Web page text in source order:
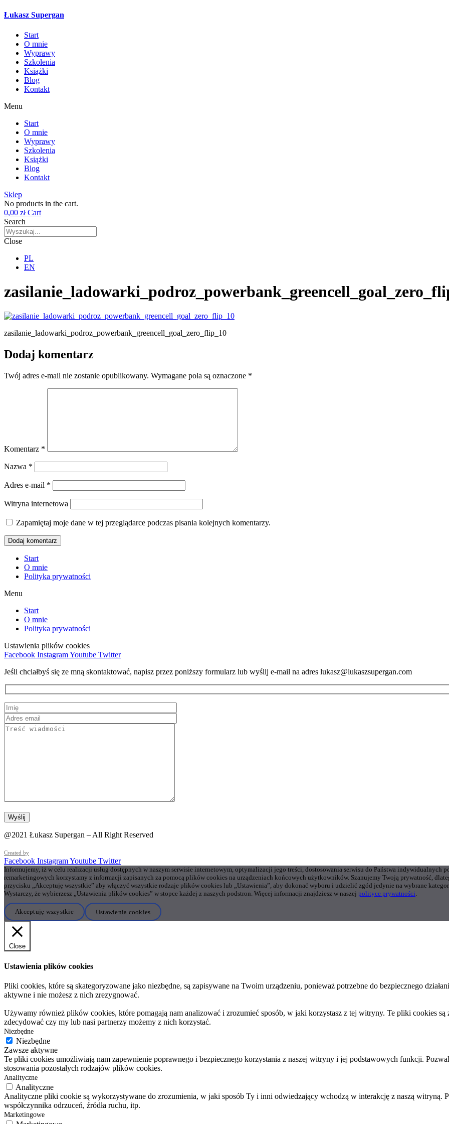
Łukasz Supergan
Start
O mnie
Wyprawy
Szkolenia
Książki
Blog
Kontakt
Menu
Start
O mnie
Wyprawy
Szkolenia
Książki
Blog
Kontakt
Sklep
No products in the cart.
0,00 zł Cart
Search
Close
PL
EN
zasilanie_ladowarki_podroz_powerbank_greencell_goal_zero_flip_10
Dodaj komentarz
Twój adres e-mail nie zostanie opublikowany. Wymagane pola są oznaczone *
Komentarz *
Nazwa *
Adres e-mail *
Witryna internetowa
Zapamiętaj moje dane w tej przeglądarce podczas pisania kolejnych komentarzy.
Start
O mnie
Polityka prywatności
Menu
Start
O mnie
Polityka prywatności
Ustawienia plików cookies
Facebook InstagramYoutube Twitter
Jeśli chciałbyś się ze mną skontaktować, napisz przez poniższy formularz lub wyślij e-mail na adres lukasz@lukaszsupergan.com
@2021 Łukasz Supergan – All Right Reserved
Created by
Facebook InstagramYoutube Twitter
Informujemy, iż w celu realizacji usług dostępnych w naszym serwisie internetowym, optymalizacji jego treści, dostosowania serwisu do Państwa indywidualnych
remarketingowych korzystamy z informacji zapisanych za pomocą plików cookies na urządzeniach końcowych użytkowników. Szanujemy Twoją prywatność,
przycisku „Akceptuję wszystkie” aby włączyć wszystkie rodzaje plików cookies lub „Ustawienia”, aby dokonać wyboru i udzielić zgód jedynie na wybrane
Wystarczy, że wybierzesz „Ustawienia plików cookies” w stopce każdej z naszych podstron. Więcej informacji znajdziesz w naszej polityce prywatności
Akceptuję wszystkie Ustawienia cookies
Close
Ustawienia plików cookies
Pliki cookies, które są skategoryzowane jako niezbędne, są zapisywane na Twoim urządzeniu, ponieważ potrzebne do bezpiecznego
aktywne i nie możesz z nich zrezygnować.
Używamy również plików cookies, które pomagają nam analizować i zrozumieć sposób, w jaki korzystasz z tej witryny. Te pliki cookies
zdecydować czy my lub nasi partnerzy możemy z nich korzystać.
Niezbędne
Niezbędne
Zawsze aktywne
Te pliki cookies umożliwiają nam zapewnienie poprawnego i bezpiecznego korzystania z naszej witryny i jej podstawowych funkcji.
stosowania pozostałych rodzajów plików cookies.
Analityczne
Analityczne
Analityczne pliki cookie są wykorzystywane do zrozumienia, w jaki sposób Ty i inni odwiedzający wchodzą w interakcję z naszą witryną.
współczynnika odrzuceń, źródła ruchu, itp.
Marketingowe